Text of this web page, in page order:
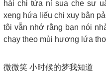
hái chi tứa nỉ sua che sư
xeng hứa liếu chi xuy bân
tôi vẫn nhớ rằng bạn nói
chạy theo mùi hương lứa
微微笑 小时候的梦我知道